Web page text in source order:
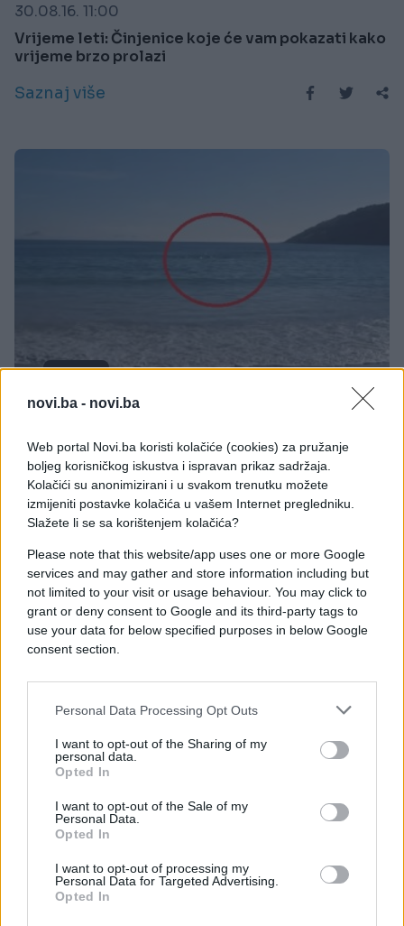
novi.ba - novi.ba
Web portal Novi.ba koristi kolačiće (cookies) za pružanje
boljeg korisničkog iskustva i ispravan prikaz sadržaja.
Kolačići su anonimizirani i u svakom trenutku možete
izmijeniti postavke kolačića u vašem Internet pregledniku.
Slažete li se sa korištenjem kolačića?
Please note that this website/app uses one or more Google
services and may gather and store information including but
not limited to your visit or usage behaviour. You may click to
grant or deny consent to Google and its third-party tags to
use your data for below specified purposes in below Google
consent section.
Personal Data Processing Opt Outs
I want to opt-out of the Sharing of my
personal data.
Opted In
I want to opt-out of the Sale of my
Personal Data.
Opted In
I want to opt-out of processing my
Personal Data for Targeted Advertising.
Opted In
30.08.16. 11:00
Vrijeme leti: Činjenice koje će vam pokazati kako
vrijeme brzo prolazi
Saznaj više
Snimao je plažu i more: Nije mogao da vjeruje
svojim očima šta se onda desilo (VIDEO)
Saznaj više
26.08.16. 21:46
ČUDNO ALI ISTINITO: Evo šta oblik nosa govori o
vašoj ličnosti